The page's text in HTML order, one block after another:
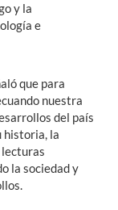
y la
e
que para
nuestra
del país
historia, la
la sociedad y